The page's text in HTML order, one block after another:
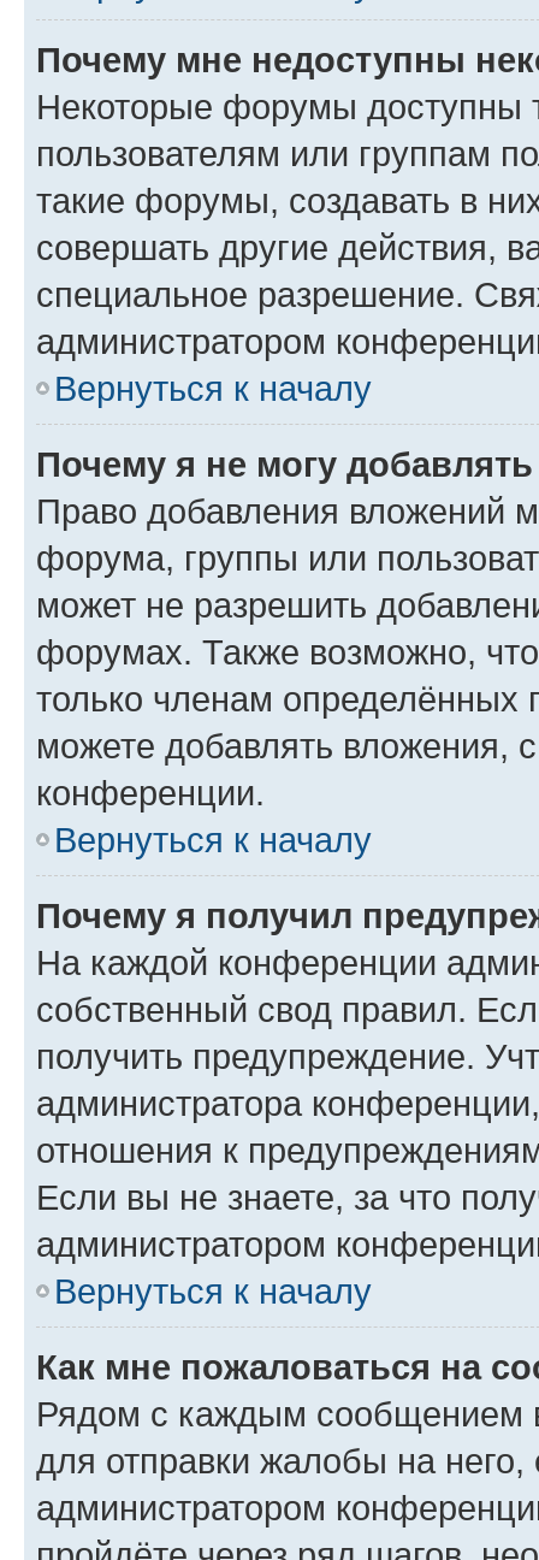
Почему мне недоступны
Некоторые форумы доступны
пользователям или группам
такие форумы, создавать в
совершать другие действия,
специальное разрешение.
администратором
Вернуться к началу
Почему я не могу
Право добавления вложений
форума, группы или
может не разрешить
форумах. Также возможно,
только членам определённых
можете добавлять вложения,
конференции.
Вернуться к началу
Почему я получил
На каждой конференции
собственный свод правил.
получить предупреждение.
администратора
отношения к
Если вы не знаете, за что
администратором
Вернуться к началу
Как мне пожаловаться на
Рядом с каждым сообщением
для отправки жалобы на
администратором